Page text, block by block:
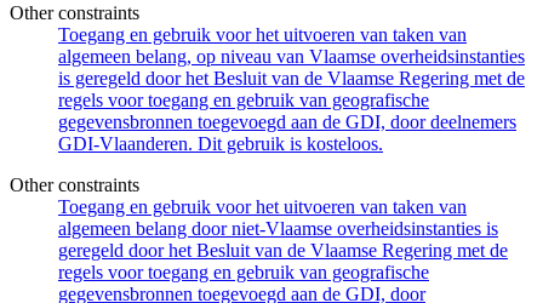
Other constraints
Toegang en gebruik voor het uitvoeren van taken van
algemeen belang, op niveau van Vlaamse overheidsinstanties
is geregeld door het Besluit van de Vlaamse Regering met de
regels voor toegang en gebruik van geografische
gegevensbronnen toegevoegd aan de GDI, door deelnemers
GDI-Vlaanderen. Dit gebruik is kosteloos.
Other constraints
Toegang en gebruik voor het uitvoeren van taken van
algemeen belang door niet-Vlaamse overheidsinstanties is
geregeld door het Besluit van de Vlaamse Regering met de
regels voor toegang en gebruik van geografische
gegevensbronnen toegevoegd aan de GDI, door